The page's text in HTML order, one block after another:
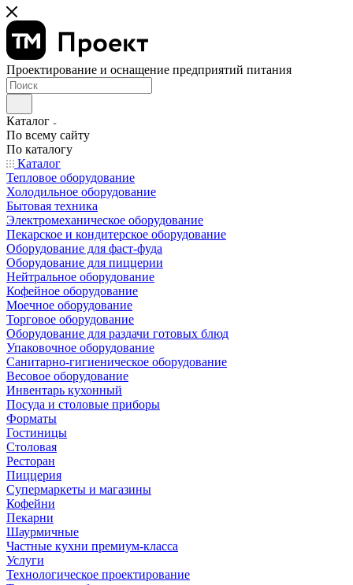
Проектирование и оснащение предприятий питания
Каталог
По всему сайту
По каталогу
Каталог
Тепловое оборудование
Холодильное оборудование
Бытовая техника
Электромеханическое оборудование
Пекарское и кондитерское оборудование
Оборудование для фаст-фуда
Оборудование для пиццерии
Нейтральное оборудование
Кофейное оборудование
Моечное оборудование
Торговое оборудование
Оборудование для раздачи готовых блюд
Упаковочное оборудование
Санитарно-гигиеническое оборудование
Весовое оборудование
Инвентарь кухонный
Посуда и столовые приборы
Форматы
Гостиницы
Столовая
Ресторан
Пиццерия
Супермаркеты и магазины
Кофейни
Пекарни
Шаурмичные
Частные кухни премиум-класса
Услуги
Технологическое проектирование